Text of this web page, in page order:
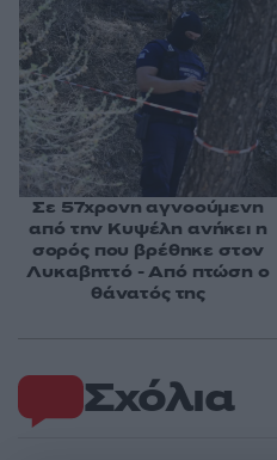
Σχόλια
Σε 57χρονη αγνοούμενη
από την Κυψέλη ανήκει η
σορός που βρέθηκε στον
Λυκαβηττό - Από πτώση ο
θάνατός της